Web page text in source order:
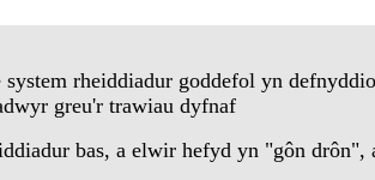
system rheiddiadur goddefol yn
greu'r trawiau dyfnaf
bas, a elwir hefyd yn "gôn